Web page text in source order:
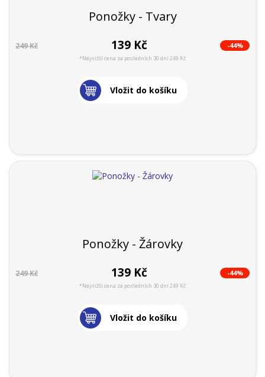
Ponožky - Tvary
249 Kč 139 Kč -44%
*Nejnižší cena za posledních 30 dní 249 Kč
Vložit do košíku
Ponožky - Žárovky
249 Kč 139 Kč -44%
*Nejnižší cena za posledních 30 dní 249 Kč
Vložit do košíku